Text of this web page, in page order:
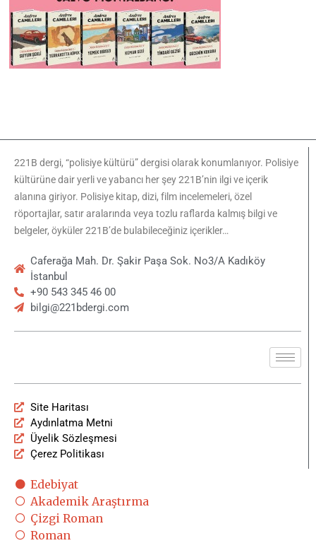
221B dergi, “polisiye kültürü” dergisi olarak konumlanıyor. Polisiye
kültürüne dair yerli ve yabancı her şey 221B’nin ilgi ve içerik
alanına giriyor. Polisiye kitap, dizi, film incelemeleri, özel
röportajlar, satır aralarında veya tozlu raflarda kalmış bilgi ve
belgeler, öyküler 221B’de bulabileceğiniz içerikler…
Caferağa Mah. Dr. Şakir Paşa Sok. No3/A Kadıköy
İstanbul
+90 543 345 46 00
bilgi@221bdergi.com
Site Haritası
Aydınlatma Metni
Üyelik Sözleşmesi
Çerez Politikası
Edebiyat
Akademik Araştırma
Çizgi Roman
Roman